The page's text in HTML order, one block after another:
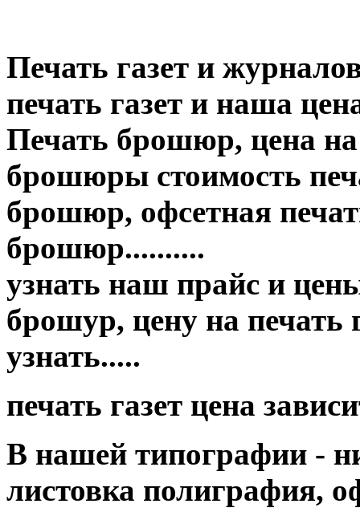
Печать газет и
печать газет и наша
Печать брошюр, цена
брошюры стоимость
брошюр, офсетная
брошюр..........
узнать наш прайс и
брошур, цену на печать
узнать.....
печать газет цена
В нашей типографии -
листовка полиграфия,